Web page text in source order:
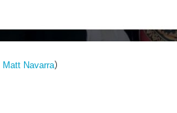
Matt Navarra）